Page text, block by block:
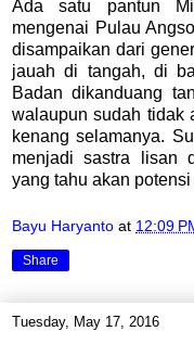
Ada satu pantun
mengenai Pulau
disampaikan dari
jauah di tangah, di
Badan dikanduang
walaupun sudah tidak
kenang selamanya.
menjadi sastra lisan
yang tahu akan
Bayu Haryanto at 12:09
Share
Tuesday, May 17, 2016